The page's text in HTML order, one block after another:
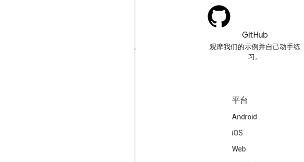
在 google-maps 标签下提问。
GitHub
观摩我们的示例并自己动手练
习。
平台
Android
iOS
Web